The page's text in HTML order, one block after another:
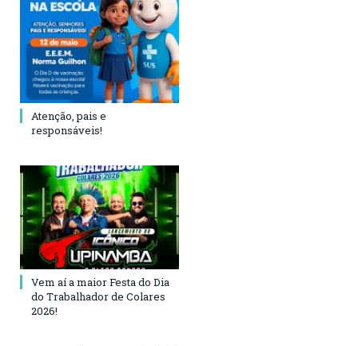
Atenção, pais e
responsáveis!
Vem aí a maior Festa do Dia
do Trabalhador de Colares
2026!